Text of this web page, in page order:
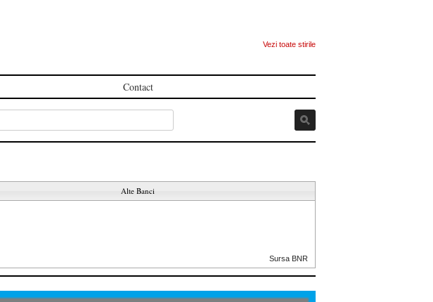
Vezi toate stirile
Contact
Alte Banci
Sursa BNR